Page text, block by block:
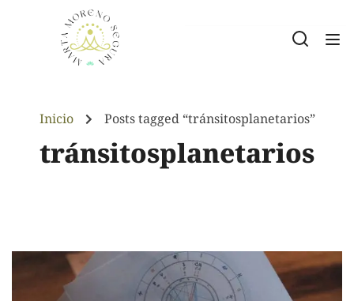
Inicio Posts tagged “tránsitosplanetarios”
tránsitosplanetarios